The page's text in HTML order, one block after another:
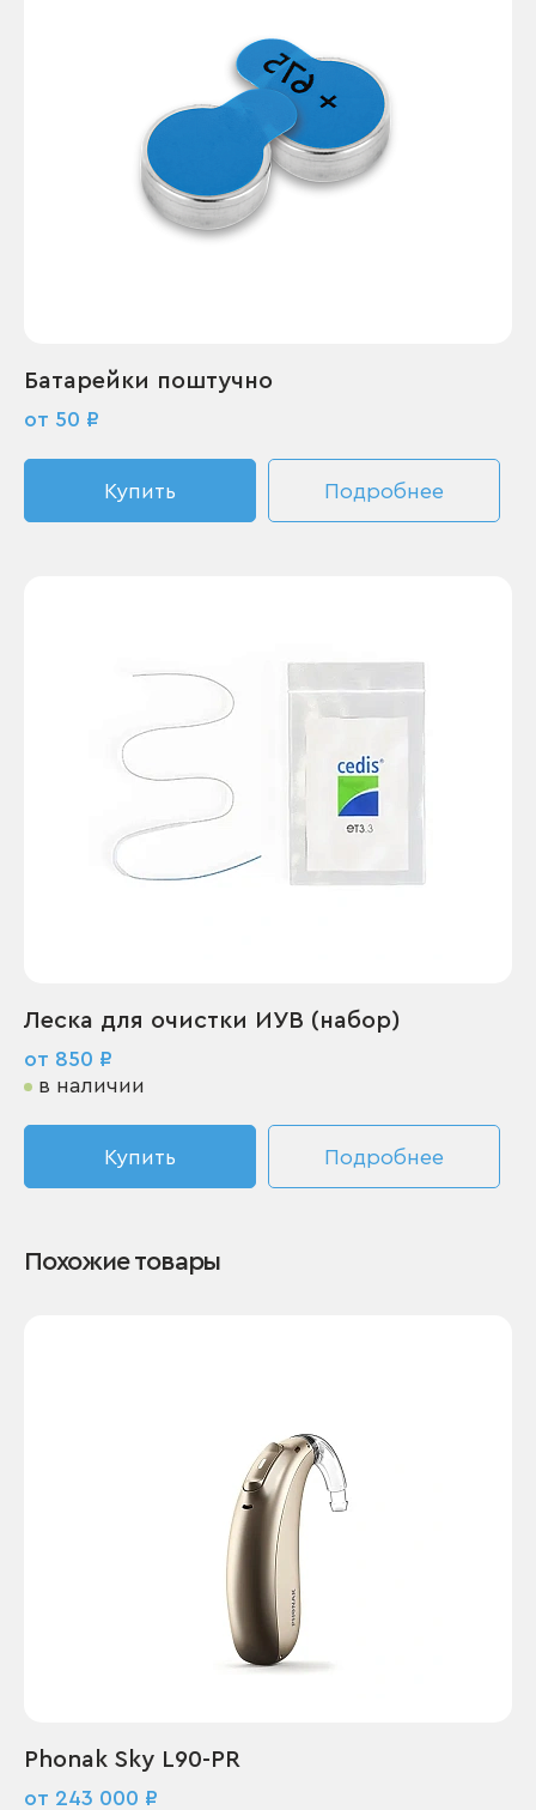
Батарейки поштучно
от 50 ₽
Купить Подробнее
Леска для очистки ИУВ (набор)
от 850 ₽
в наличии
Купить Подробнее
Похожие товары
Phonak Sky L90-PR
от 243 000 ₽